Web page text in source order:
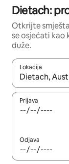
Dietach:
Otkrijte
se osjećati kao
duže.
Lokacija
Kad su
Prijava
Odjava